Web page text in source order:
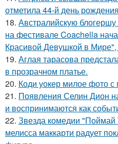
отметила 44-й день
18. Австралийскую
на фестивале Coachella
Красивой Девушкой в
19. Аглая тарасова
в прозрачном платье.
20. Коди уокер милое фото
21. Появления Селин Дион
и воспринимаются как
22. Звезда комедии
мелисса маккарти радует